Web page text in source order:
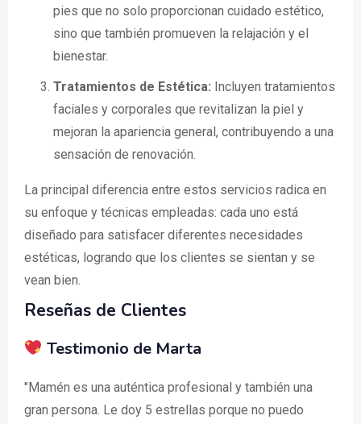
pies que no solo proporcionan cuidado estético,
sino que también promueven la relajación y el
bienestar.
Tratamientos de Estética: Incluyen tratamientos
faciales y corporales que revitalizan la piel y
mejoran la apariencia general, contribuyendo a una
sensación de renovación.
La principal diferencia entre estos servicios radica en
su enfoque y técnicas empleadas: cada uno está
diseñado para satisfacer diferentes necesidades
estéticas, logrando que los clientes se sientan y se
vean bien.
Reseñas de Clientes
Testimonio de Marta
"Mamén es una auténtica profesional y también una
gran persona. Le doy 5 estrellas porque no puedo